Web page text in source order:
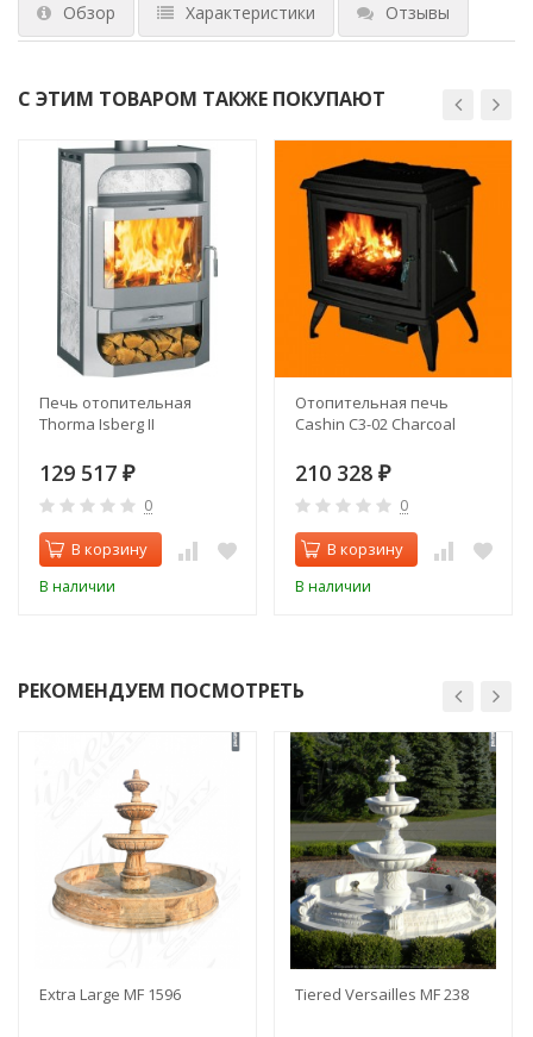
Обзор Характеристики Отзывы
С ЭТИМ ТОВАРОМ ТАКЖЕ ПОКУПАЮТ
Печь отопительная
Thorma Isberg II
129 517 ₽
0
В корзину
В наличии
Отопительная печь
Cashin C3-02 Charcoal
210 328 ₽
0
В корзину
В наличии
РЕКОМЕНДУЕМ ПОСМОТРЕТЬ
Extra Large MF 1596 Tiered Versailles MF 238